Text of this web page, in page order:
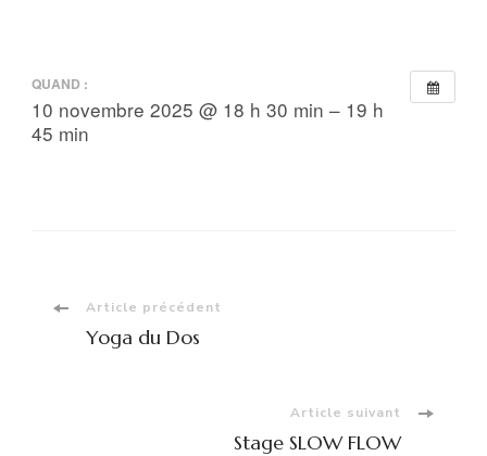
QUAND :
10 novembre 2025 @ 18 h 30 min – 19 h
45 min
Navigation
Article précédent
Yoga du Dos
Article suivant
Stage SLOW FLOW